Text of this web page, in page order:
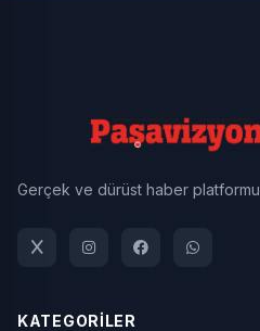
Gerçek ve dürüst haber platformu
KATEGORİLER